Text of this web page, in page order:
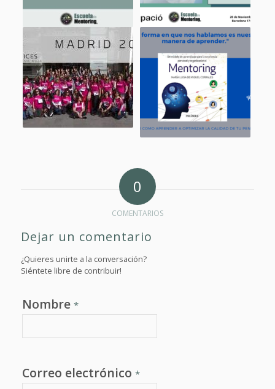
0
COMENTARIOS
Dejar un comentario
¿Quieres unirte a la conversación?
Siéntete libre de contribuir!
Nombre *
Correo electrónico *